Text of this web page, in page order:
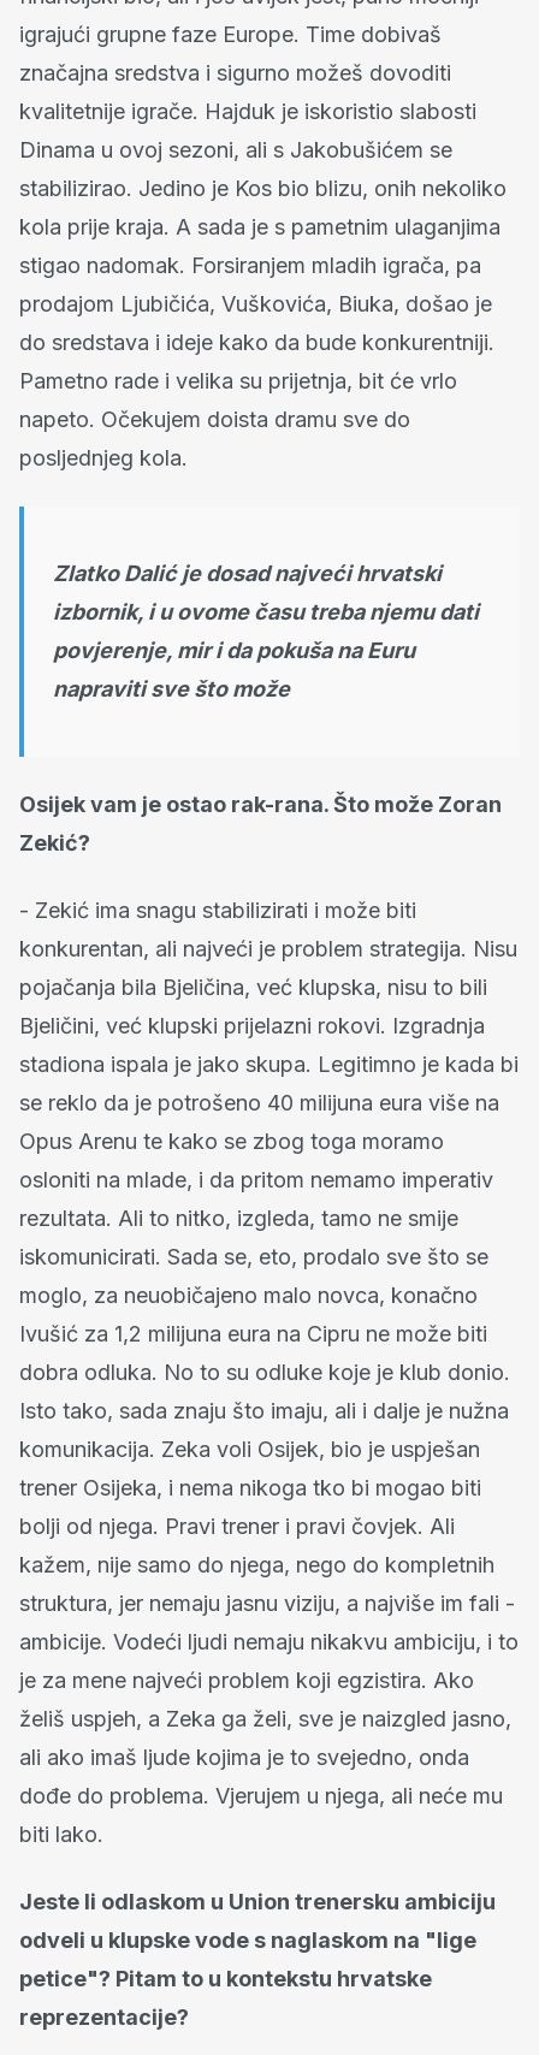
igrajući grupne faze Europe. Time dobivaš
značajna sredstva i sigurno možeš dovoditi
kvalitetnije igrače. Hajduk je iskoristio slabosti
Dinama u ovoj sezoni, ali s Jakobušićem se
stabilizirao. Jedino je Kos bio blizu, onih nekoliko
kola prije kraja. A sada je s pametnim ulaganjima
stigao nadomak. Forsiranjem mladih igrača, pa
prodajom Ljubičića, Vuškovića, Biuka, došao je
do sredstava i ideje kako da bude konkurentniji.
Pametno rade i velika su prijetnja, bit će vrlo
napeto. Očekujem doista dramu sve do
posljednjeg kola.
Zlatko Dalić je dosad najveći hrvatski
izbornik, i u ovome času treba njemu dati
povjerenje, mir i da pokuša na Euru
napraviti sve što može
Osijek vam je ostao rak-rana. Što može Zoran
Zekić?
- Zekić ima snagu stabilizirati i može biti
konkurentan, ali najveći je problem strategija. Nisu
pojačanja bila Bjeličina, već klupska, nisu to bili
Bjeličini, već klupski prijelazni rokovi. Izgradnja
stadiona ispala je jako skupa. Legitimno je kada bi
se reklo da je potrošeno 40 milijuna eura više na
Opus Arenu te kako se zbog toga moramo
osloniti na mlade, i da pritom nemamo imperativ
rezultata. Ali to nitko, izgleda, tamo ne smije
iskomunicirati. Sada se, eto, prodalo sve što se
moglo, za neuobičajeno malo novca, konačno
Ivušić za 1,2 milijuna eura na Cipru ne može biti
dobra odluka. No to su odluke koje je klub donio.
Isto tako, sada znaju što imaju, ali i dalje je nužna
komunikacija. Zeka voli Osijek, bio je uspješan
trener Osijeka, i nema nikoga tko bi mogao biti
bolji od njega. Pravi trener i pravi čovjek. Ali
kažem, nije samo do njega, nego do kompletnih
struktura, jer nemaju jasnu viziju, a najviše im fali -
ambicije. Vodeći ljudi nemaju nikakvu ambiciju, i to
je za mene najveći problem koji egzistira. Ako
želiš uspjeh, a Zeka ga želi, sve je naizgled jasno,
ali ako imaš ljude kojima je to svejedno, onda
dođe do problema. Vjerujem u njega, ali neće mu
biti lako.
Jeste li odlaskom u Union trenersku ambiciju
odveli u klupske vode s naglaskom na "lige
petice"? Pitam to u kontekstu hrvatske
reprezentacije?